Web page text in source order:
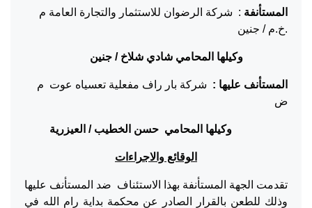
المستأنفة : شركة الرضوان للاستثمار والتجارة العامة م
.خ.م / جنين
وكيلها المحامي شادي شلاخ / جنين
المستأنف عليها : شركة بار راف مفعلية تعسياه عوت م
ض
وكيلها المحامي حسن الخطيب / العيزرية
الوقائع والاجراءات
تقدمت الجهة المستأنفة بهذا الاستئناف ضد المستأنف عليها
وذلك للطعن بالقرار الصادر عن محكمة بداية رام الله في